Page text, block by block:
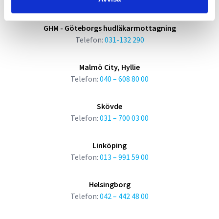
GHM - Göteborgs hudläkarmottagning
Telefon: 031-132 290
Malmö City, Hyllie
Telefon: 040 – 608 80 00
Skövde
Telefon: 031 – 700 03 00
Linköping
Telefon: 013 – 991 59 00
Helsingborg
Telefon: 042 – 442 48 00